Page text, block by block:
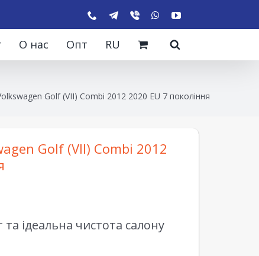
О нас Опт RU
Golf (VII) Combi 2012 2020 EU 7 покоління
Golf (VII) Combi 2012
ідеальна чистота салону